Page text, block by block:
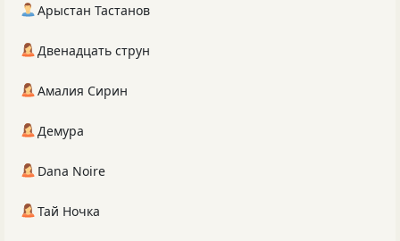
Арыстан Тастанов
Двенадцать струн
Амалия Сирин
Демура
Dana Noire
Тай Ночка